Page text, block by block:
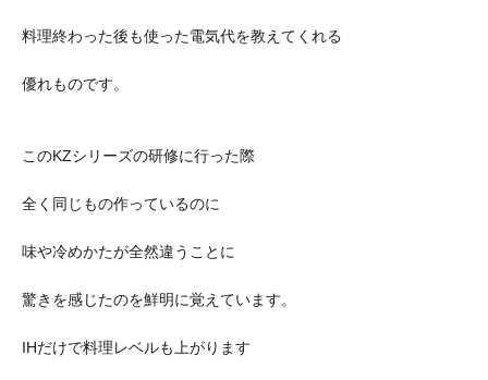
料理終わった後も使った電気代を教えてくれる
優れものです。
このKZシリーズの研修に行った際
全く同じもの作っているのに
味や冷めかたが全然違うことに
驚きを感じたのを鮮明に覚えています。
IHだけで料理レベルも上がります